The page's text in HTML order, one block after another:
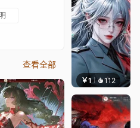
查看全部
￥1 112 宅婳氏